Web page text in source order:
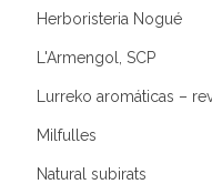
Herboristeria Nogué
L'Armengol, SCP
Lurreko aromáticas –
Milfulles
Natural subirats